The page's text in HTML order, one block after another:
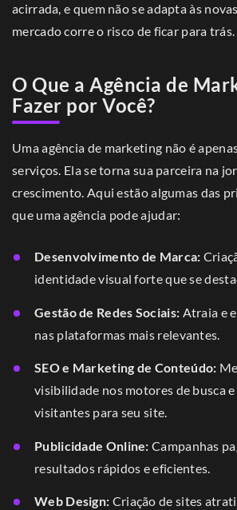
acirrada, e quem não se adapta às
mercado corre o risco de ficar para trás.
O Que a Agência de
Fazer por Você?
Uma agência de marketing não é
serviços. Ela se torna sua parceira na
crescimento. Aqui estão algumas das
que uma agência pode ajudar:
Desenvolvimento de Marca:
identidade visual forte que se
Gestão de Redes Sociais: Atraia e
nas plataformas mais relevantes.
SEO e Marketing de Conteúdo:
visibilidade nos motores de busca
visitantes para seu site.
Publicidade Online: Campanhas
resultados rápidos e eficientes.
Web Design: Criação de sites